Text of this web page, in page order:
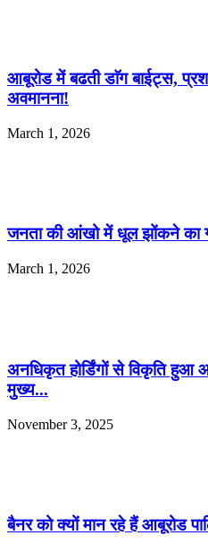
आबूरोड में बढती डाॅग बाईट्स,
अवमानना!
March 1, 2026
जनता की आंखो में धूल झोंकने का
March 1, 2026
अनधिकृत होर्डिंगों से विकृति
मुख्य...
November 3, 2025
बैनर को क्यों मान रहे हैं आबूरोड